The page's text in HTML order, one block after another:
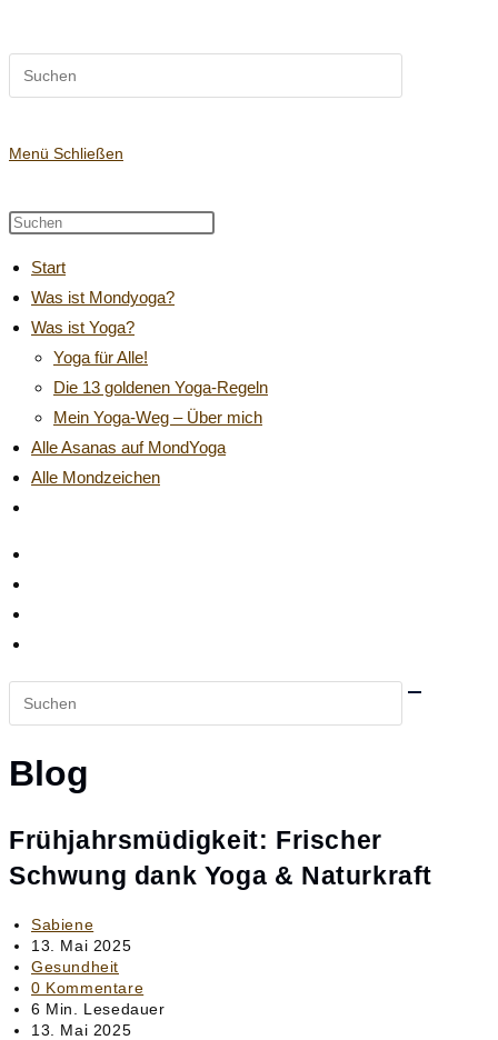
Suche
Website
durchsuchen
Menü Schließen
Diese
durchsuchen
panel.
Start
Was ist Mondyoga?
Was ist Yoga?
Yoga für Alle!
Die 13 goldenen Yoga-Regeln
Mein Yoga-Weg – Über mich
Alle Asanas auf MondYoga
Alle Mondzeichen
Website
durchsuchen
Blog
Frühjahrsmüdigkeit: Frischer
Schwung dank Yoga & Naturkraft
Beitrags-
Autor:
Sabiene
Beitrag
veröffentlicht:
13. Mai 2025
Beitrags-
Kategorie:
Gesundheit
Beitrags-
Kommentare:
0 Kommentare
Lesedauer:
6 Min. Lesedauer
Beitrag
13. Mai 2025